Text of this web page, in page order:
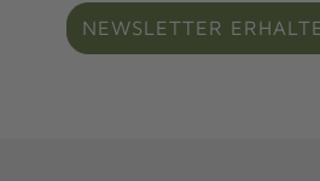
NEWSLETTER